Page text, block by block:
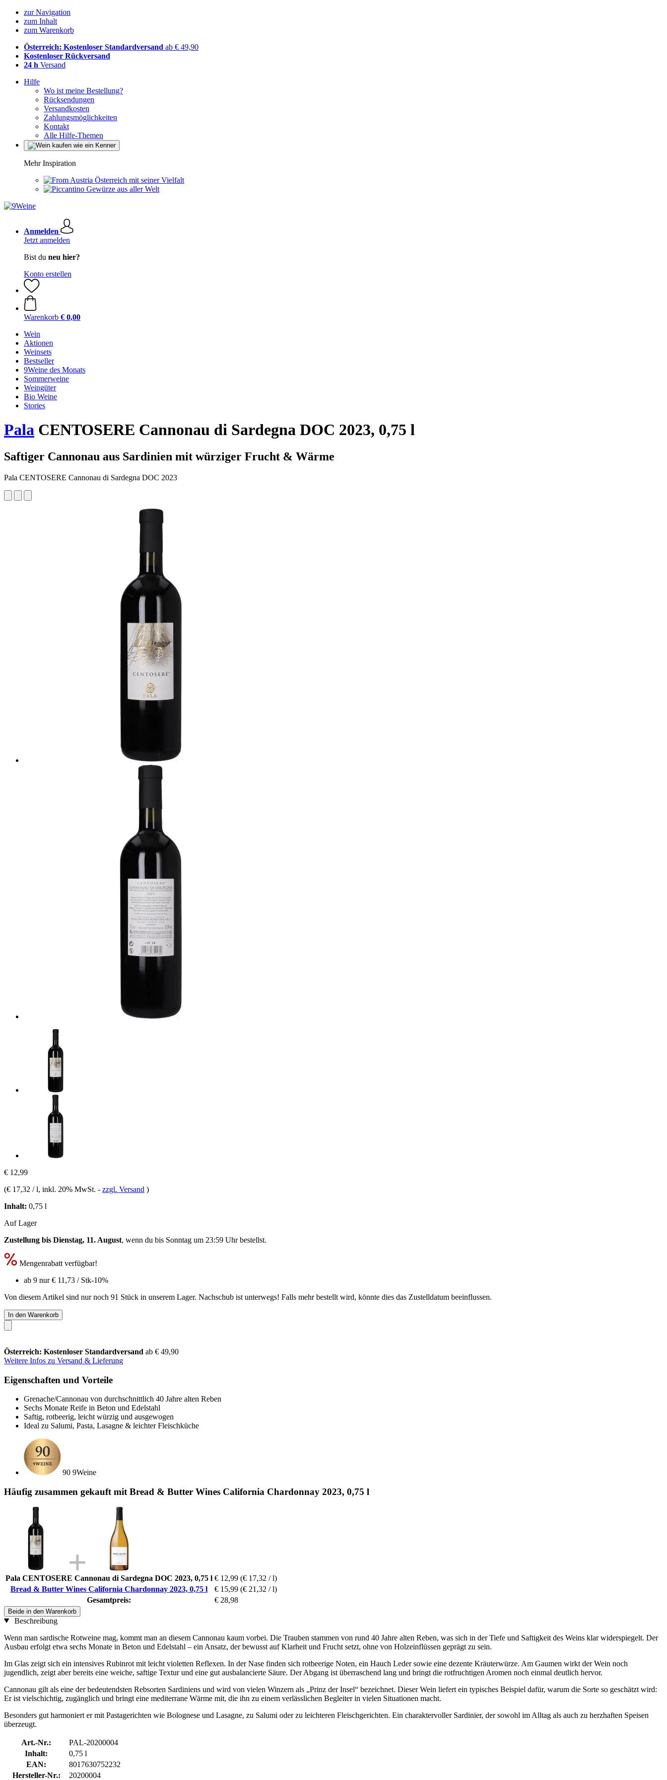
zur Navigation
zum Inhalt
zum Warenkorb
Österreich: Kostenloser Standardversand ab € 49,90
Kostenloser Rückversand
24 h Versand
Hilfe
Wo ist meine Bestellung?
Rücksendungen
Versandkosten
Zahlungsmöglichkeiten
Kontakt
Alle Hilfe-Themen
Mehr Inspiration
Österreich mit seiner Vielfalt
Gewürze aus aller Welt
Anmelden
Jetzt anmelden
Bist du neu hier?
Konto erstellen
Warenkorb € 0,00
Wein
Aktionen
Weinsets
Bestseller
9Weine des Monats
Sommerweine
Weingüter
Bio Weine
Stories
Pala CENTOSERE Cannonau di Sardegna DOC 2023, 0,75 l
Saftiger Cannonau aus Sardinien mit würziger Frucht & Wärme
Pala CENTOSERE Cannonau di Sardegna DOC 2023
€ 12,99
(€ 17,32 / l, inkl. 20% MwSt. - zzgl. Versand )
Inhalt: 0,75 l
Auf Lager
Zustellung bis Dienstag, 11. August, wenn du bis Sonntag um 23:59 Uhrbestellst.
Mengenrabatt verfügbar!
ab 9 nur€ 11,73 / Stk-10%
Von diesem Artikel sind nur noch 91 Stück in unserem Lager. Nachschub ist unterwegs! Falls mehr bestellt wird, könnte dies das Zustelldatum beeinflussen.
In den Warenkorb
Österreich: Kostenloser Standardversand ab € 49,90
Weitere Infos zu Versand & Lieferung
Eigenschaften und Vorteile
Grenache/Cannonau von durchschnittlich 40 Jahre alten Reben
Sechs Monate Reife in Beton und Edelstahl
Saftig, rotbeerig, leicht würzig und ausgewogen
Ideal zu Salumi, Pasta, Lasagne & leichter Fleischküche
90 9Weine
Häufig zusammen gekauft mit Bread & Butter Wines California Chardonnay 2023, 0,75 l
Pala CENTOSERE Cannonau di Sardegna DOC 2023, 0,75 l € 12,99 (€ 17,32 / l)
Bread & Butter Wines California Chardonnay 2023, 0,75 l
€ 15,99 (€ 21,32 / l)
Gesamtpreis:
€ 28,98
Beide in den Warenkorb
Beschreibung
Wenn man sardische Rotweine mag, kommt man an diesem Cannonau kaum vorbei. Die Trauben stammen von rund 40 Jahre alten Reben, was sich in der Tiefe und Saftigkeit des Weins klar widerspiegelt. Der
Ausbau erfolgt etwa sechs Monate in Beton und Edelstahl – ein Ansatz, der bewusst auf Klarheit und Frucht setzt, ohne von Holzeinflüssen geprägt zu sein.
Im Glas zeigt sich ein intensives Rubinrot mit leicht violetten Reflexen. In der Nase finden sich rotbeerige Noten, ein Hauch Leder sowie eine dezente Kräuterwürze. Am Gaumen wirkt der Wein noch
jugendlich, zeigt aber bereits eine weiche, saftige Textur und eine gut ausbalancierte Säure. Der Abgang ist überraschend lang und bringt die rotfruchtigen Aromen noch einmal deutlich hervor.
Cannonau gilt als eine der bedeutendsten Rebsorten Sardiniens und wird von vielen Winzern als „Prinz der Insel“ bezeichnet. Dieser Wein liefert ein typisches Beispiel dafür, warum die Sorte so geschätzt wird:
Er ist vielschichtig, zugänglich und bringt eine mediterrane Wärme mit, die ihn zu einem verlässlichen Begleiter in vielen Situationen macht.
Besonders gut harmoniert er mit Pastagerichten wie Bolognese und Lasagne, zu Salumi oder zu leichteren Fleischgerichten. Ein charaktervoller Sardinier, der sowohl im Alltag als auch zu herzhaften Speisen
überzeugt.
Art.-Nr.:
PAL-20200004
Inhalt:
0,75 l
EAN:
8017630752232
Hersteller-Nr.:
20200004